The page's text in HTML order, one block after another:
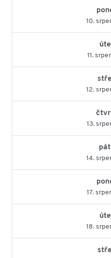
10.
11.
12.
13.
14.
17.
18.